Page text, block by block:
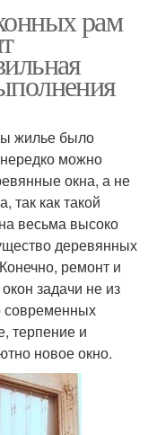
рам
жилье было
можно
окна, а не
так как такой
весьма высоко
деревянных
ремонт и
задачи не из
современных
терпение и
новое окно.